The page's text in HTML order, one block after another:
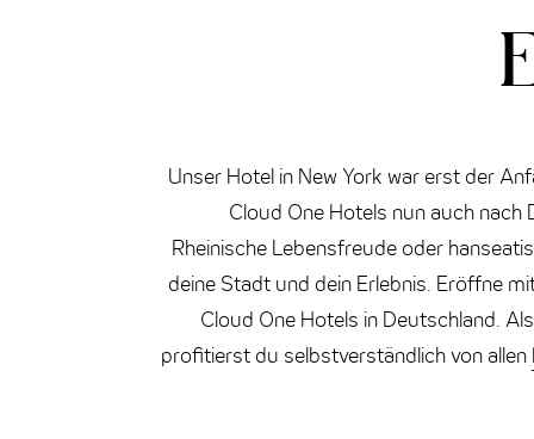
Unser Hotel in New York war erst der
Cloud One Hotels nun auch
Rheinische Lebensfreude oder
deine Stadt und dein Erlebnis. Eröffne
Cloud One Hotels in Deutschland.
profitierst du selbstverständlich von allen